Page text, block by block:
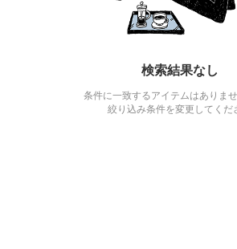
検索結果なし
条件に一致するアイテムはありま
絞り込み条件を変更してくだ